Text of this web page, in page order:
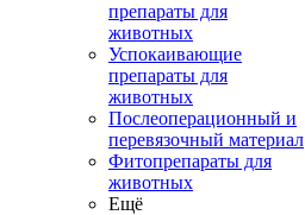
препараты для
животных
Успокаивающие
препараты для
животных
Послеоперационный и
перевязочный материал
Фитопрепараты для
животных
Ещё